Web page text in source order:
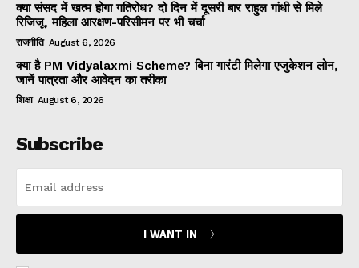
क्या संसद में खत्म होगा गतिरोध? दो दिन में दूसरी बार राहुल गांधी से मिले
रिजिजू, महिला आरक्षण-परिसीमन पर भी चर्चा
राजनीति August 6, 2026
क्या है PM Vidyalaxmi Scheme? बिना गारंटी मिलेगा एजुकेशन लोन,
जानें पात्रता और आवेदन का तरीका
शिक्षा August 6, 2026
Subscribe
I WANT IN